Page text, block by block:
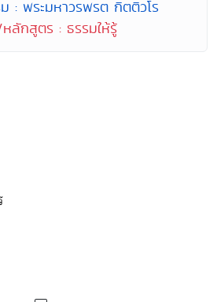
: พระมหาวรพรต กิตติวโร
ลักสูตร : ธรรมให้รู้